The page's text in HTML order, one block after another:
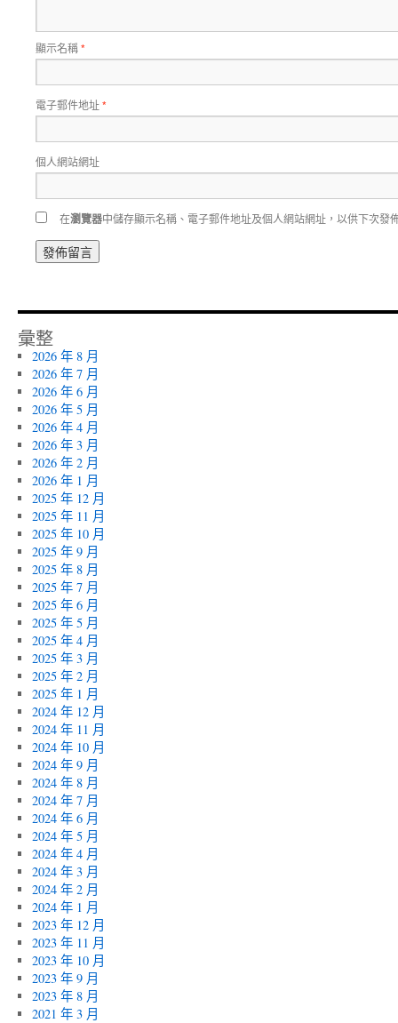
顯示名稱*
電子郵件地址*
個人網站網址
在瀏覽器中儲存顯示名稱、電子郵件地址及個人網站網址，以供下次發
彙整
2026 年 8 月
2026 年 7 月
2026 年 6 月
2026 年 5 月
2026 年 4 月
2026 年 3 月
2026 年 2 月
2026 年 1 月
2025 年 12 月
2025 年 11 月
2025 年 10 月
2025 年 9 月
2025 年 8 月
2025 年 7 月
2025 年 6 月
2025 年 5 月
2025 年 4 月
2025 年 3 月
2025 年 2 月
2025 年 1 月
2024 年 12 月
2024 年 11 月
2024 年 10 月
2024 年 9 月
2024 年 8 月
2024 年 7 月
2024 年 6 月
2024 年 5 月
2024 年 4 月
2024 年 3 月
2024 年 2 月
2024 年 1 月
2023 年 12 月
2023 年 11 月
2023 年 10 月
2023 年 9 月
2023 年 8 月
2021 年 3 月